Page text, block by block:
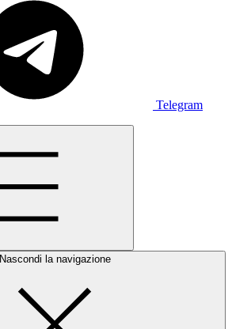
Telegram
Nascondi la navigazione